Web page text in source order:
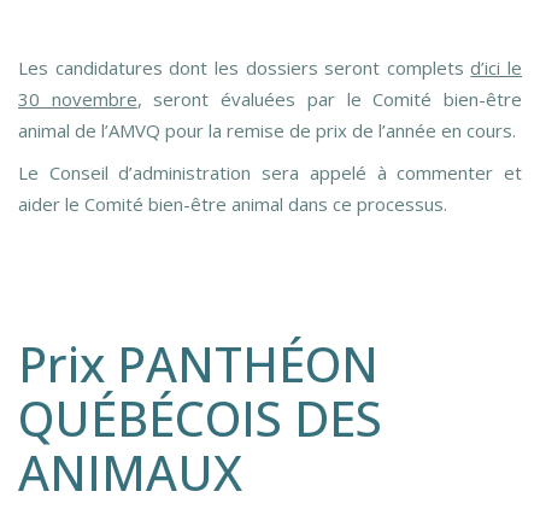
Les candidatures dont les dossiers seront completsd’ici le
30 novembre, seront évaluées par le Comité bien-être
animal de l’AMVQ pour la remise de prix de l’année en cours.
Le Conseil d’administration sera appelé à commenter et
aider le Comité bien-être animal dans ce processus.
Prix PANTHÉON
QUÉBÉCOIS DES
ANIMAUX